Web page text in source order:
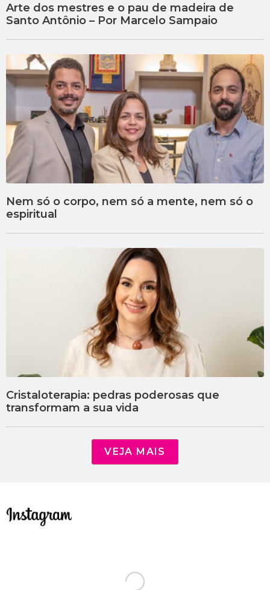
Arte dos mestres e o pau de madeira de
Santo Antônio – Por Marcelo Sampaio
Nem só o corpo, nem só a mente, nem só o
espiritual
Cristaloterapia: pedras poderosas que
transformam a sua vida
VEJA MAIS